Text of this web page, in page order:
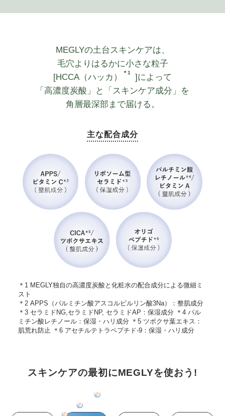
MEGLYの土台スキンケアは、
毛穴よりはるかに小さな粒子
[HCCA（ハッカ）
＊1
]によって
「高濃度炭酸」と「スキンケア成分」を
角層最深部まで届ける。
主な配合成分
＊1 MEGLY独自の高濃度炭酸と化粧水の配合成分による微細ミ
スト
＊2 APPS（パルミチン酸アスコルビルリン酸3Na）：整肌成分
＊3 セラミドNG,セラミドNP, セラミドAP：保湿成分 ＊4 パル
ミチン酸レチノール：保湿・ハリ成分 ＊5 ツボクサ葉エキス：
肌荒れ防止 ＊6 アセチルテトラペプチド-9：保湿・ハリ成分
スキンケアの最初にMEGLYを使おう!